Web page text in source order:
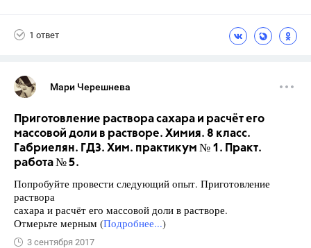
1 ответ
Мари Черешнева
Приготовление раствора сахара и расчёт его
массовой доли в растворе. Химия. 8 класс.
Габриелян. ГДЗ. Хим. практикум № 1. Практ.
работа № 5.
Попробуйте провести следующий опыт. Приготовление
раствора
сахара и расчёт его массовой доли в растворе.
Отмерьте мерным (Подробнее...)
3 сентября 2017